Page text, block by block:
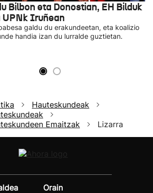
Bilbon eta Donostian, EH Bilduk
Iruñean
galdu du erakundeetan, eta koalizio
handia izan du lurralde guztietan.
Hauteskundeak
Emaitzak
Lizarra
Orain